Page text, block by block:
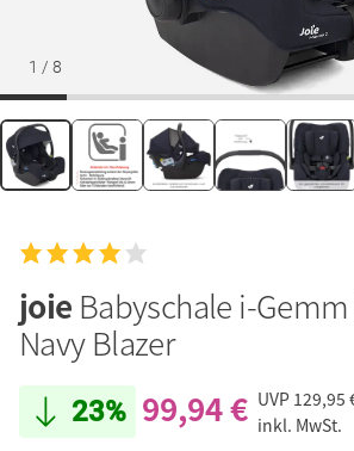
1 / 8
joie Babyschale i-Gemm
Navy Blazer
23% 99,94 € UVP 129,95
inkl. MwSt.